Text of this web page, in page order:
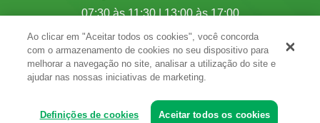
07:30 às 11:30 | 13:00 às 17:00
© 2026 G.M Tecnologia. Todos Os Direitos Reservados.
Ao clicar em "Aceitar todos os cookies", você concorda
com o armazenamento de cookies no seu dispositivo para
melhorar a navegação no site, analisar a utilização do site e
ajudar nas nossas iniciativas de marketing.
Definições de cookies Aceitar todos os cookies